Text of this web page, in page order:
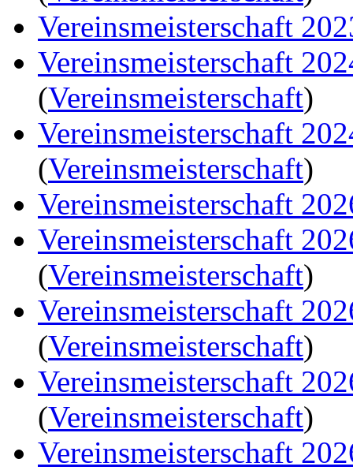
Vereinsmeisterschaft
Vereinsmeisterschaft
(Vereinsmeisterschaft)
Vereinsmeisterschaft
(Vereinsmeisterschaft)
Vereinsmeisterschaft
Vereinsmeisterschaft
(Vereinsmeisterschaft)
Vereinsmeisterschaft
(Vereinsmeisterschaft)
Vereinsmeisterschaft
(Vereinsmeisterschaft)
Vereinsmeisterschaft